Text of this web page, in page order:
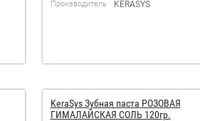
Производитель KERASYS
KeraSys Зубная паста РОЗОВАЯ
ГИМАЛАЙСКАЯ СОЛЬ 120гр.